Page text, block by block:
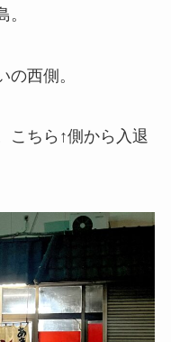
西側。
こちら↑側から入退